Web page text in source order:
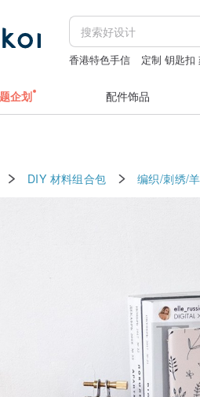
香港特色手信 定制 钥匙扣
企划 配件饰品
DIY 材料组合包 编织/刺绣/